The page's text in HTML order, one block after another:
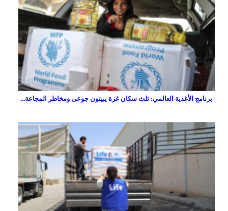
برنامج الأغذية العالمي: ثلث سكان غزة يبيتون جوعى ومخاطر المجاعة...